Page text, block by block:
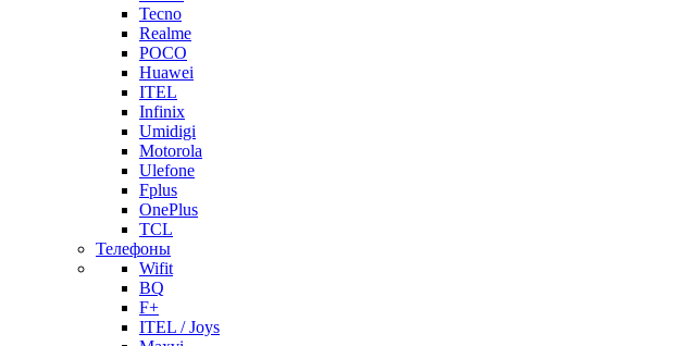
Tecno
Realme
POCO
Huawei
ITEL
Infinix
Umidigi
Motorola
Ulefone
Fplus
OnePlus
TCL
Телефоны
Wifit
BQ
F+
ITEL / Joys